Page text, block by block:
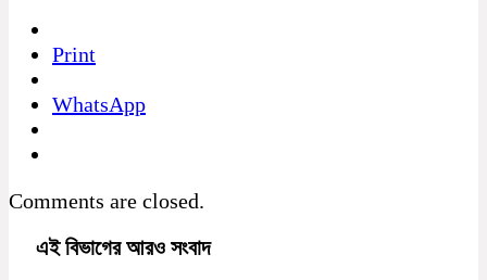
Print
WhatsApp
Comments are closed.
এই বিভাগের আরও সংবাদ